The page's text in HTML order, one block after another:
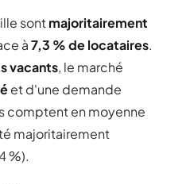
sontmajoritairement
à7,3 % de locataires.
vacants, le marché
et d'une demande
comptent en moyenne
majoritairement
%).